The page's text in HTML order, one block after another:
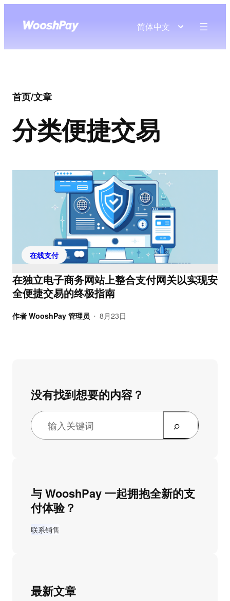
简体中文
首页/文章
分类便捷交易
在线支付
在独立电子商务网站上整合支付网关以实现安
全便捷交易的终极指南
作者 WooshPay 管理员 • 8月23日
没有找到想要的内容？
与 WooshPay 一起拥抱全新的支
付体验？
联系销售
最新文章